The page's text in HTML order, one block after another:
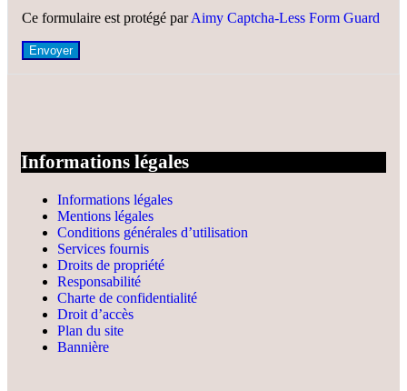
Ce formulaire est protégé parAimy Captcha-Less Form Guard
Envoyer
Informations légales
Informations légales
Mentions légales
Conditions générales d’utilisation
Services fournis
Droits de propriété
Responsabilité
Charte de confidentialité
Droit d’accès
Plan du site
Bannière